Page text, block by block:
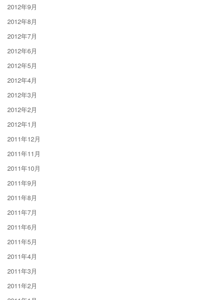
2012年9月
2012年8月
2012年7月
2012年6月
2012年5月
2012年4月
2012年3月
2012年2月
2012年1月
2011年12月
2011年11月
2011年10月
2011年9月
2011年8月
2011年7月
2011年6月
2011年5月
2011年4月
2011年3月
2011年2月